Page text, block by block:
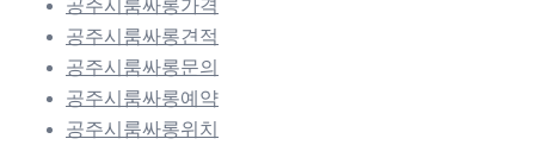
공주시룸싸롱가격
공주시룸싸롱견적
공주시룸싸롱문의
공주시룸싸롱예약
공주시룸싸롱위치